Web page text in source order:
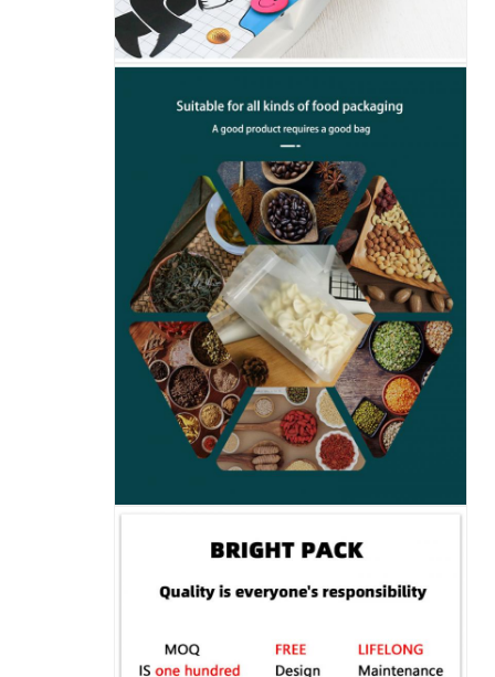
اترك رسالة
إرسال